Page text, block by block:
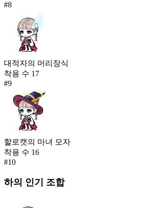
#8
대적자의 머리장식
착용 수 17
#9
할로캣의 마녀 모자
착용 수 16
#10
하의 인기 조합